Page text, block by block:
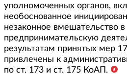
уполномоченных органов,
необоснованное
незаконное вмешательство в
предпринимательскую
результатам принятых мер
привлечены к
по ст. 173 и ст. 175 КоАП.